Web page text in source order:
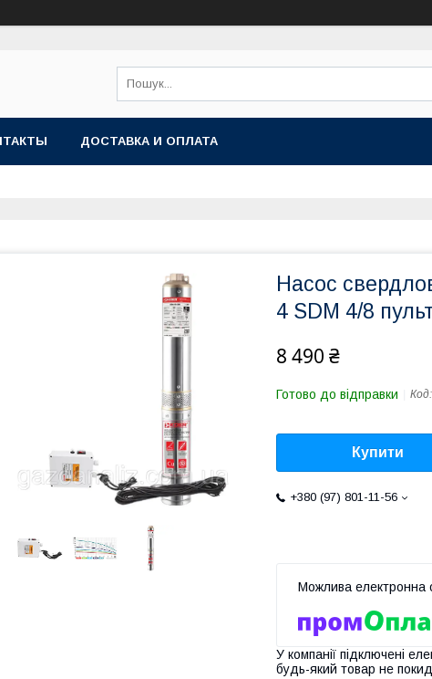
ДОСТАВКА И ОПЛАТА
Насос
4 SDM 4/8
8 490 ₴
Готово до відправки Код:
Купити
+380 (97) 801-11-56
У компанії підключені
будь-який товар не